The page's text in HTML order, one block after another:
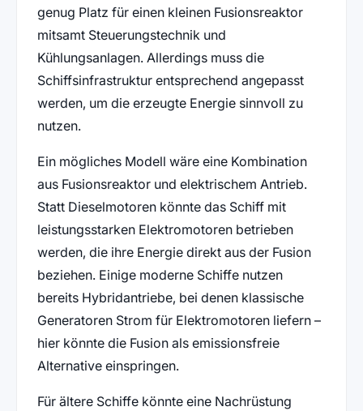
genug Platz für einen kleinen Fusionsreaktor
mitsamt Steuerungstechnik und
Kühlungsanlagen. Allerdings muss die
Schiffsinfrastruktur entsprechend angepasst
werden, um die erzeugte Energie sinnvoll zu
nutzen.
Ein mögliches Modell wäre eine Kombination
aus Fusionsreaktor und elektrischem Antrieb.
Statt Dieselmotoren könnte das Schiff mit
leistungsstarken Elektromotoren betrieben
werden, die ihre Energie direkt aus der Fusion
beziehen. Einige moderne Schiffe nutzen
bereits Hybridantriebe, bei denen klassische
Generatoren Strom für Elektromotoren liefern –
hier könnte die Fusion als emissionsfreie
Alternative einspringen.
Für ältere Schiffe könnte eine Nachrüstung